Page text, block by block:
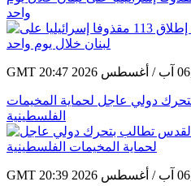
واحد
دولي عاجل لحماية المخيمات
الفلسطينية